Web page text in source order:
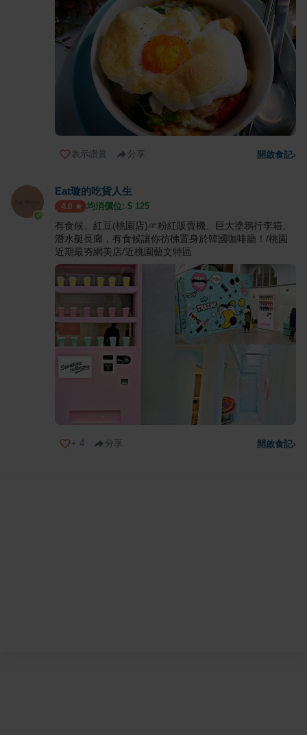
表示讚賞 分享 開啟食記›
Eat璇的吃貨人生
4.0 均消價位: $ 125
有食候。紅豆(桃園店)☞粉紅販賣機、巨大塗鴉行李箱、
潛水艇長廊，有食候讓你彷彿置身於韓國咖啡廳！/桃園
近期最夯網美店/近桃園藝文特區
+ 4 分享 開啟食記›